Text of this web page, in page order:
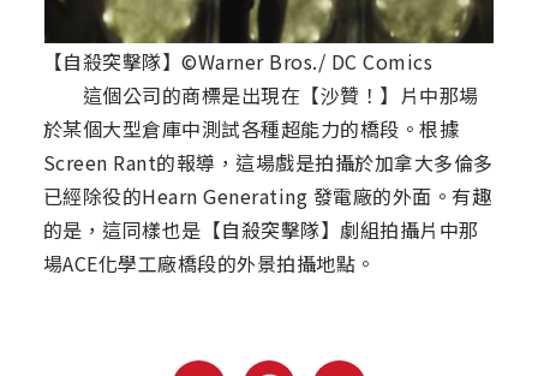
【自殺突擊隊】©Warner Bros./ DC Comics
這個公司的商標是出現在【沙贊！】片中那場
於某個大型倉庫中測試各種超能力的橋段。根據
Screen Rant的報導，這場戲是拍攝於加拿大多倫多
已經除役的Hearn Generating 發電廠的外面。有趣
的是，這同樣也是【自殺突擊隊】劇組拍攝片中那
場ACE化學工廠橋段的外景拍攝地點。